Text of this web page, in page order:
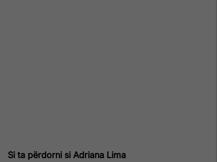
Si ta përdorni si Adriana Lima